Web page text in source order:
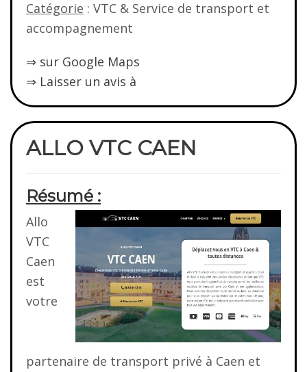
Catégorie : VTC & Service de transport et
accompagnement
⇒ sur Google Maps
⇒ Laisser un avis à
ALLO VTC CAEN
Résumé :
Allo
VTC
Caen
est
votre
partenaire de transport privé à Caen et